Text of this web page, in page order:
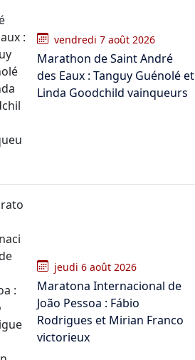
vendredi 7 août 2026
Marathon de Saint André
des Eaux : Tanguy Guénolé et
Linda Goodchild vainqueurs
jeudi 6 août 2026
Maratona Internacional de
João Pessoa : Fábio
Rodrigues et Mirian Franco
victorieux